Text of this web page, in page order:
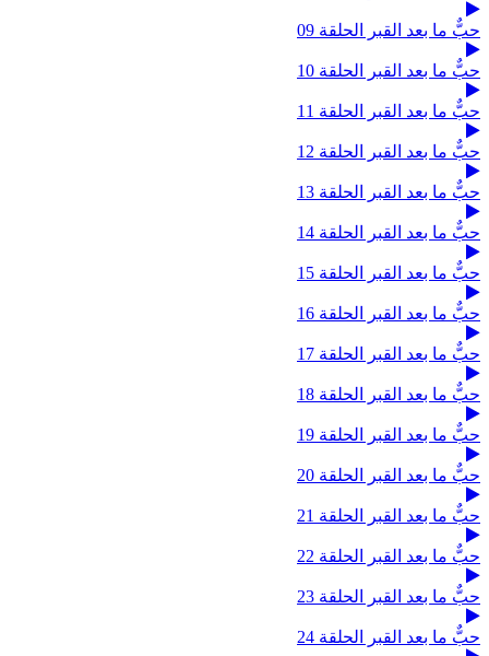
حبٌّ ما بعد القبر الحلقة 09
حبٌّ ما بعد القبر الحلقة 10
حبٌّ ما بعد القبر الحلقة 11
حبٌّ ما بعد القبر الحلقة 12
حبٌّ ما بعد القبر الحلقة 13
حبٌّ ما بعد القبر الحلقة 14
حبٌّ ما بعد القبر الحلقة 15
حبٌّ ما بعد القبر الحلقة 16
حبٌّ ما بعد القبر الحلقة 17
حبٌّ ما بعد القبر الحلقة 18
حبٌّ ما بعد القبر الحلقة 19
حبٌّ ما بعد القبر الحلقة 20
حبٌّ ما بعد القبر الحلقة 21
حبٌّ ما بعد القبر الحلقة 22
حبٌّ ما بعد القبر الحلقة 23
حبٌّ ما بعد القبر الحلقة 24